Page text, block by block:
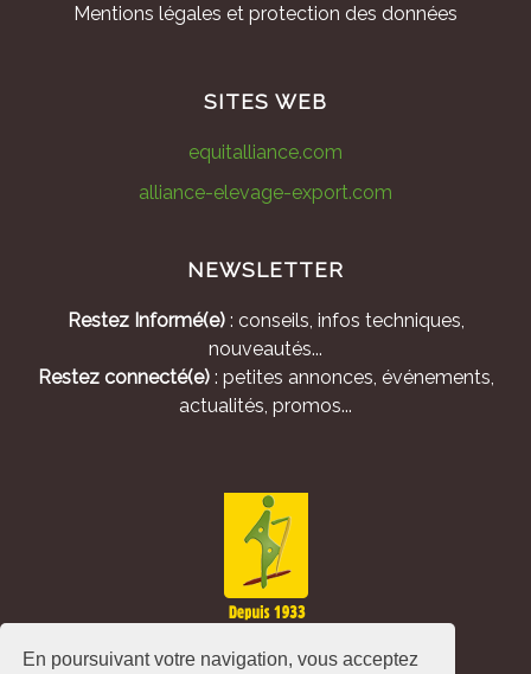
En poursuivant votre navigation, vous acceptez
Mentions légales et protection des données
SITES WEB
equitalliance.com
alliance-elevage-export.com
NEWSLETTER
Restez Informé(e): conseils, infos techniques,
nouveautés...
Restez connecté(e): petites annonces, événements,
actualités, promos...